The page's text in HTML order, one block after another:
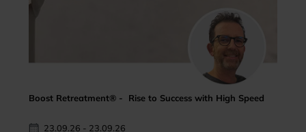
Boost Retreatment® - Rise to Success with High Speed
23.09.26 - 23.09.26